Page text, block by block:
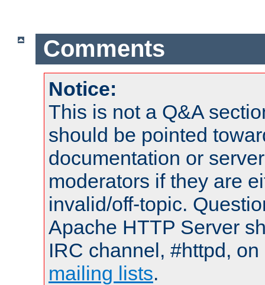
Comments
Notice:
This is not a Q&A
should be pointed
documentation or
moderators if they are
invalid/off-topic.
Apache HTTP Server
IRC channel, #httpd,
mailing lists.